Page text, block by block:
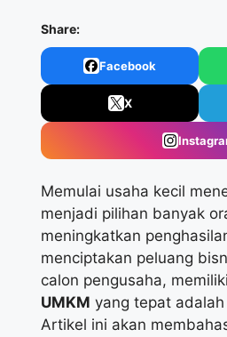
Share:
Facebook
X
Memulai usaha kecil
menjadi pilihan banyak
meningkatkan
menciptakan peluang
calon pengusaha, memiliki
UMKM yang tepat
Artikel ini akan